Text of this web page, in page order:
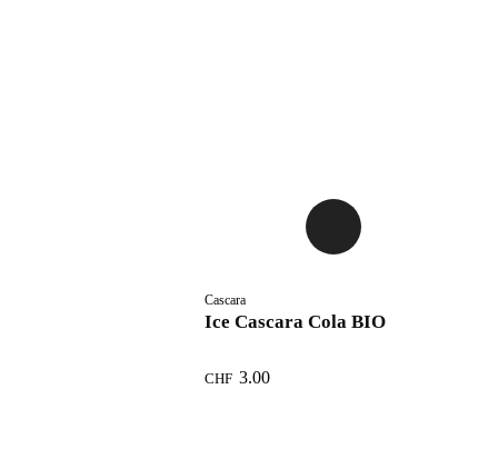
Cascara
Ice Cascara Cola BIO
CHF 3.00